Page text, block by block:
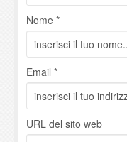
Nome *
Email *
URL del sito web